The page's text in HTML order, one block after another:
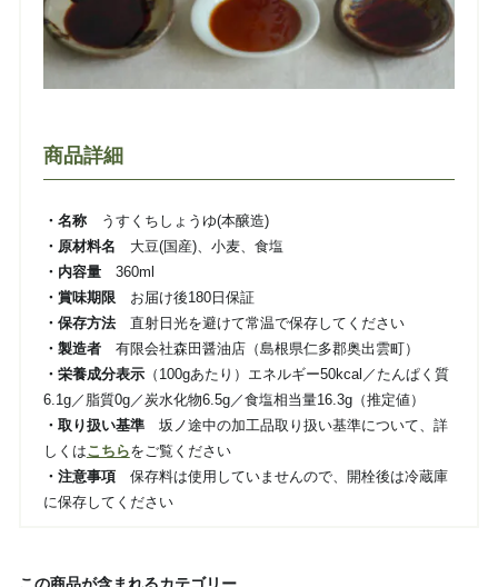
商品詳細
・名称うすくちしょうゆ(本醸造)
・原材料名 大豆(国産)、小麦、食塩
・内容量360ml
・賞味期限 お届け後180日保証
・保存方法直射日光を避けて常温で保存してください
・製造者有限会社森田醤油店（島根県仁多郡奥出雲町）
・栄養成分表示（100gあたり）エネルギー50kcal／たんぱく質
6.1g／脂質0g／炭水化物6.5g／食塩相当量16.3g（推定値）
・取り扱い基準坂ノ途中の加工品取り扱い基準について、詳
しくはこちらをご覧ください
・注意事項 保存料は使用していませんので、開栓後は冷蔵庫
に保存してください
この商品が含まれるカテゴリー